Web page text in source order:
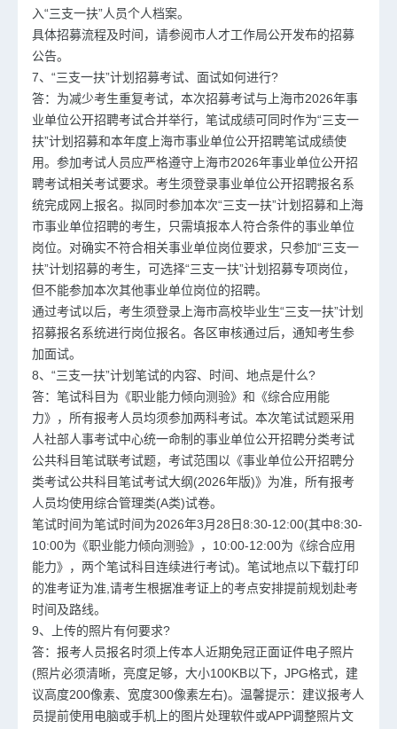
入“三支一扶”人员个人档案。
具体招募流程及时间，请参阅市人才工作局公开发布的招募
公告。
7、“三支一扶”计划招募考试、面试如何进行?
答：为减少考生重复考试，本次招募考试与上海市2026年事
业单位公开招聘考试合并举行，笔试成绩可同时作为“三支一
扶”计划招募和本年度上海市事业单位公开招聘笔试成绩使
用。参加考试人员应严格遵守上海市2026年事业单位公开招
聘考试相关考试要求。考生须登录事业单位公开招聘报名系
统完成网上报名。拟同时参加本次“三支一扶”计划招募和上海
市事业单位招聘的考生，只需填报本人符合条件的事业单位
岗位。对确实不符合相关事业单位岗位要求，只参加“三支一
扶”计划招募的考生，可选择“三支一扶”计划招募专项岗位，
但不能参加本次其他事业单位岗位的招聘。
通过考试以后，考生须登录上海市高校毕业生“三支一扶”计划
招募报名系统进行岗位报名。各区审核通过后，通知考生参
加面试。
8、“三支一扶”计划笔试的内容、时间、地点是什么?
答：笔试科目为《职业能力倾向测验》和《综合应用能
力》，所有报考人员均须参加两科考试。本次笔试试题采用
人社部人事考试中心统一命制的事业单位公开招聘分类考试
公共科目笔试联考试题，考试范围以《事业单位公开招聘分
类考试公共科目笔试考试大纲(2026年版)》为准，所有报考
人员均使用综合管理类(A类)试卷。
笔试时间为笔试时间为2026年3月28日8:30-12:00(其中8:30-
10:00为《职业能力倾向测验》，10:00-12:00为《综合应用
能力》，两个笔试科目连续进行考试)。笔试地点以下载打印
的准考证为准,请考生根据准考证上的考点安排提前规划赴考
时间及路线。
9、上传的照片有何要求?
答：报考人员报名时须上传本人近期免冠正面证件电子照片
(照片必须清晰，亮度足够，大小100KB以下，JPG格式，建
议高度200像素、宽度300像素左右)。温馨提示：建议报考人
员提前使用电脑或手机上的图片处理软件或APP调整照片文